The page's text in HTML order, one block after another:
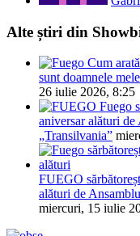
Alte știri din
Cum
sunt doamnele
26 iulie 2026, 8:25
Fuego
aniversar alături
„Transilvania”
FUEGO
alături de
miercuri, 15 iulie